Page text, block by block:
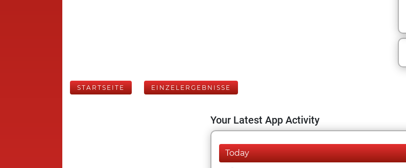
STARTSEITE EINZELERGEBNISSE
Your Latest App Activity
Today